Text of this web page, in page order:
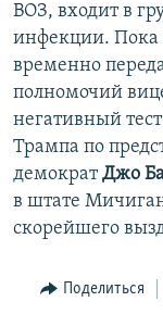
ВОЗ, входит в
инфекции. Пока
временно
полномочий
негативный
Трампа по
демократДжо
в штате
скорейшего
Поделиться